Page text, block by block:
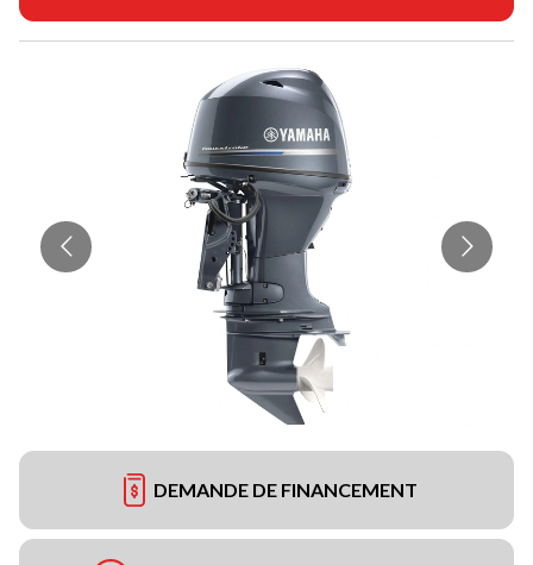
DEMANDE DE FINANCEMENT